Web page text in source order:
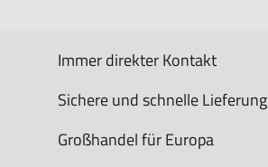
Immer direkter Kontakt
Sichere und schnelle Lieferung
Großhandel für Europa